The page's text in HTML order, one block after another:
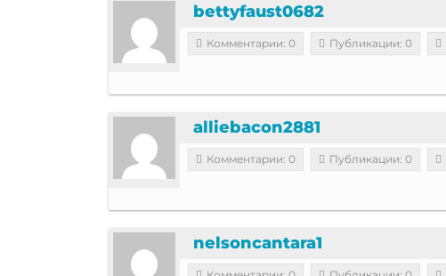
bettyfaust0682
Комментарии: 0 Публикации: 0
alliebacon2881
Комментарии: 0 Публикации: 0
nelsoncantara1